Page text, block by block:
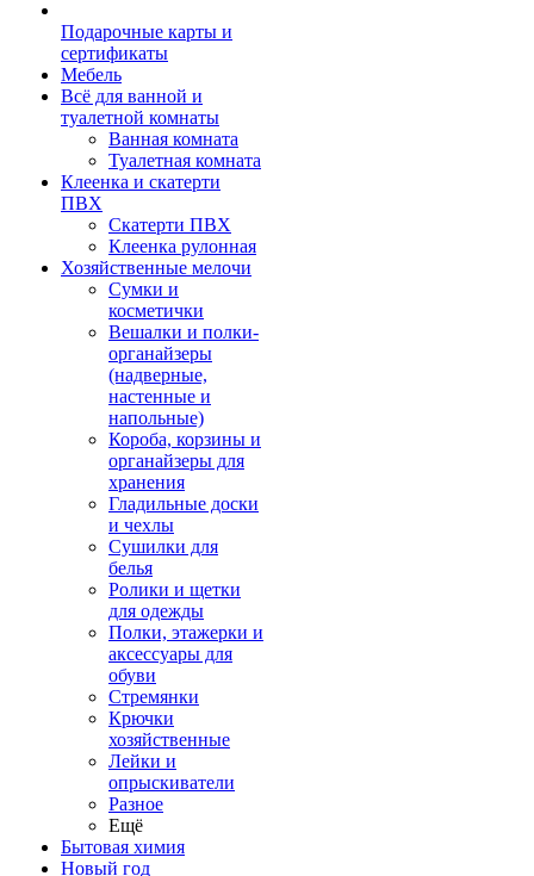
Подарочные карты и
сертификаты
Мебель
Всё для ванной и
туалетной комнаты
Ванная комната
Туалетная комната
Клеенка и скатерти
ПВХ
Скатерти ПВХ
Клеенка рулонная
Хозяйственные мелочи
Сумки и
косметички
Вешалки и полки-
органайзеры
(надверные,
настенные и
напольные)
Короба, корзины и
органайзеры для
хранения
Гладильные доски
и чехлы
Сушилки для
белья
Ролики и щетки
для одежды
Полки, этажерки и
аксессуары для
обуви
Стремянки
Крючки
хозяйственные
Лейки и
опрыскиватели
Разное
Ещё
Бытовая химия
Новый год